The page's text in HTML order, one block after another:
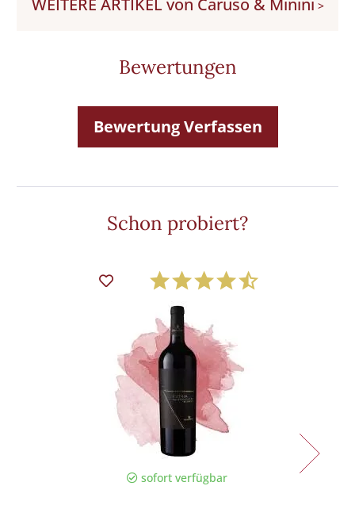
WEITERE ARTIKEL von Caruso & Minini >
Bewertungen
Bewertung Verfassen
Schon probiert?
sofort verfügbar